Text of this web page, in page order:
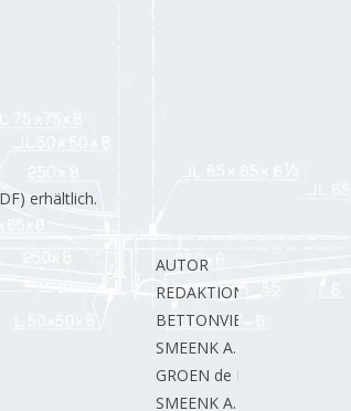
erhältlich.
AUTOR
REDAKTION.
BETTONVIEL H.
SMEENK A.
GROEN de H.
SMEENK A.